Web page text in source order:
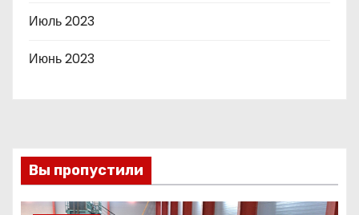
Июль 2023
Июнь 2023
Вы пропустили